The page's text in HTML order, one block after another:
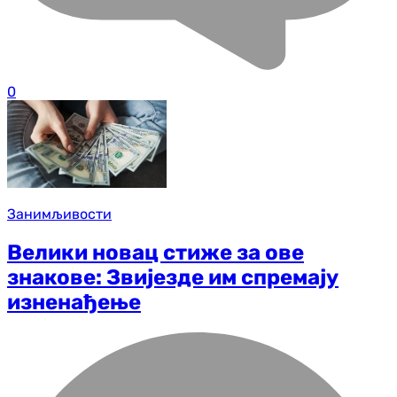
0
Занимљивости
Велики новац стиже за ове
знакове: Звијезде им спремају
изненађење